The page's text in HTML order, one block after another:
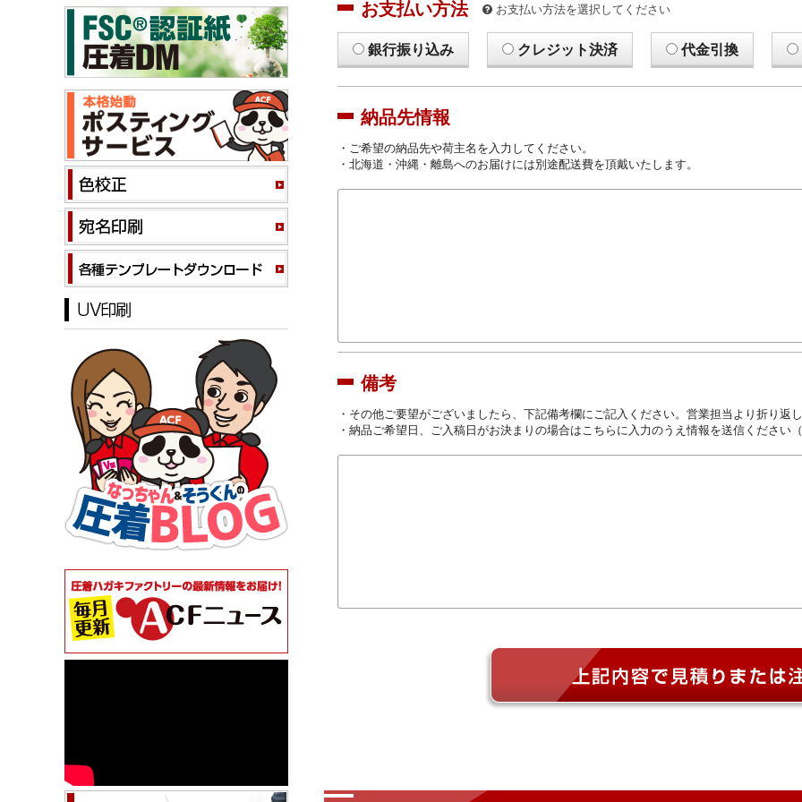
お支払い方法 お支払い方法を選択してください
銀行振り込み クレジット決済 代金引換
納品先情報
・ご希望の納品先や荷主名を入力してください。
・北海道・沖縄・離島へのお届けには別途配送費を頂戴いたします。
備考
・その他ご要望がございましたら、下記備考欄にご記入ください。営業担当より折り返
・納品ご希望日、ご入稿日がお決まりの場合はこちらに入力のうえ情報を送信ください